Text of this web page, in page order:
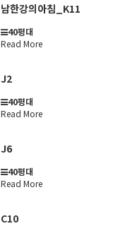
남한강의아침_K11
40평대
Read More
J2
40평대
Read More
J6
40평대
Read More
C10